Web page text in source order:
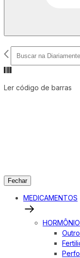
Ler código de barras
Fechar
MEDICAMENTOS